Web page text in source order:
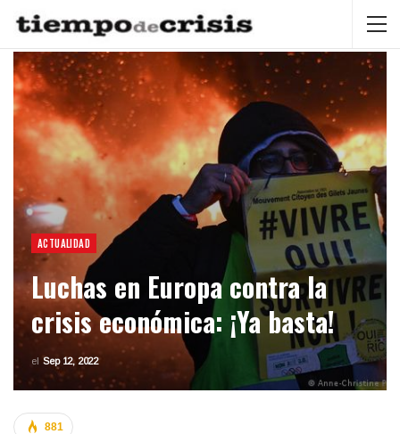
ACTUALIDAD
Luchas en Europa contra la
crisis económica: ¡Ya basta!
el Sep 12, 2022
881